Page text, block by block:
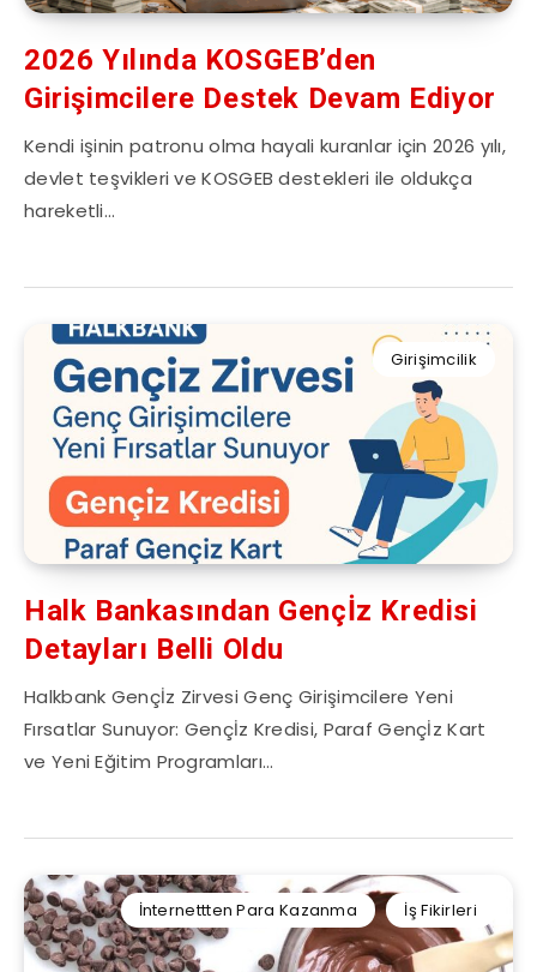
2026 Yılında KOSGEB’den
Girişimcilere Destek Devam Ediyor
Kendi işinin patronu olma hayali kuranlar için 2026 yılı,
devlet teşvikleri ve KOSGEB destekleri ile oldukça
hareketli…
Girişimcilik
Halk Bankasından Gençİz Kredisi
Detayları Belli Oldu
Halkbank Gençİz Zirvesi Genç Girişimcilere Yeni
Fırsatlar Sunuyor: Gençİz Kredisi, Paraf Gençİz Kart
ve Yeni Eğitim Programları…
İnternettten Para Kazanma İş Fikirleri